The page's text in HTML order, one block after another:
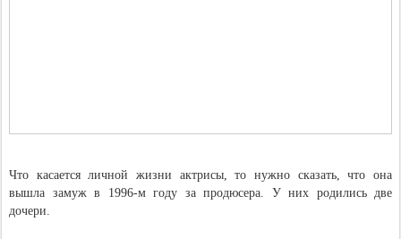
Что касается личной жизни актрисы, то нужно сказать, что она
вышла замуж в 1996-м году за продюсера. У них родились две
дочери.